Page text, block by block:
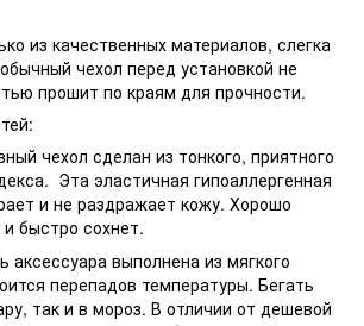
из качественных материалов, слегка
чехол перед установкой не
прошит по краям для прочности.
чехол сделан из тонкого, приятного
Эта эластичная гипоаллергенная
и не раздражает кожу. Хорошо
быстро сохнет.
аксессуара выполнена из мягкого
перепадов температуры. Бегать
так и в мороз. В отличии от дешевой